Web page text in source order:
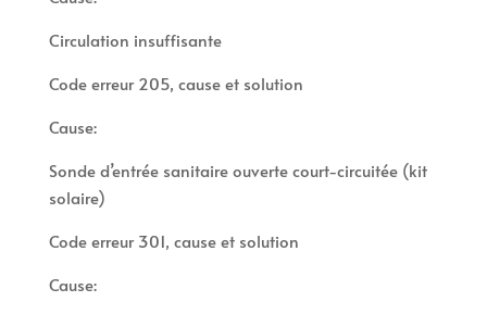
Circulation insuffisante
Code erreur 205, cause et solution
Cause:
Sonde d’entrée sanitaire ouverte court-circuitée (kit
solaire)
Code erreur 301, cause et solution
Cause: